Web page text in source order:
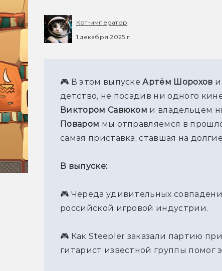
Кот-император
1 декабря 2025 г.
🎮 В этом выпуске Артём Шорохов и
Виктором Савюком и владельцем
Поваром мы отправляемся в
самая приставка, ставшая на
В выпуске:
🎮 Череда удивительных
российской игровой индустрии.
🎮 Как Steepler заказали партию
гитарист известной группы помог